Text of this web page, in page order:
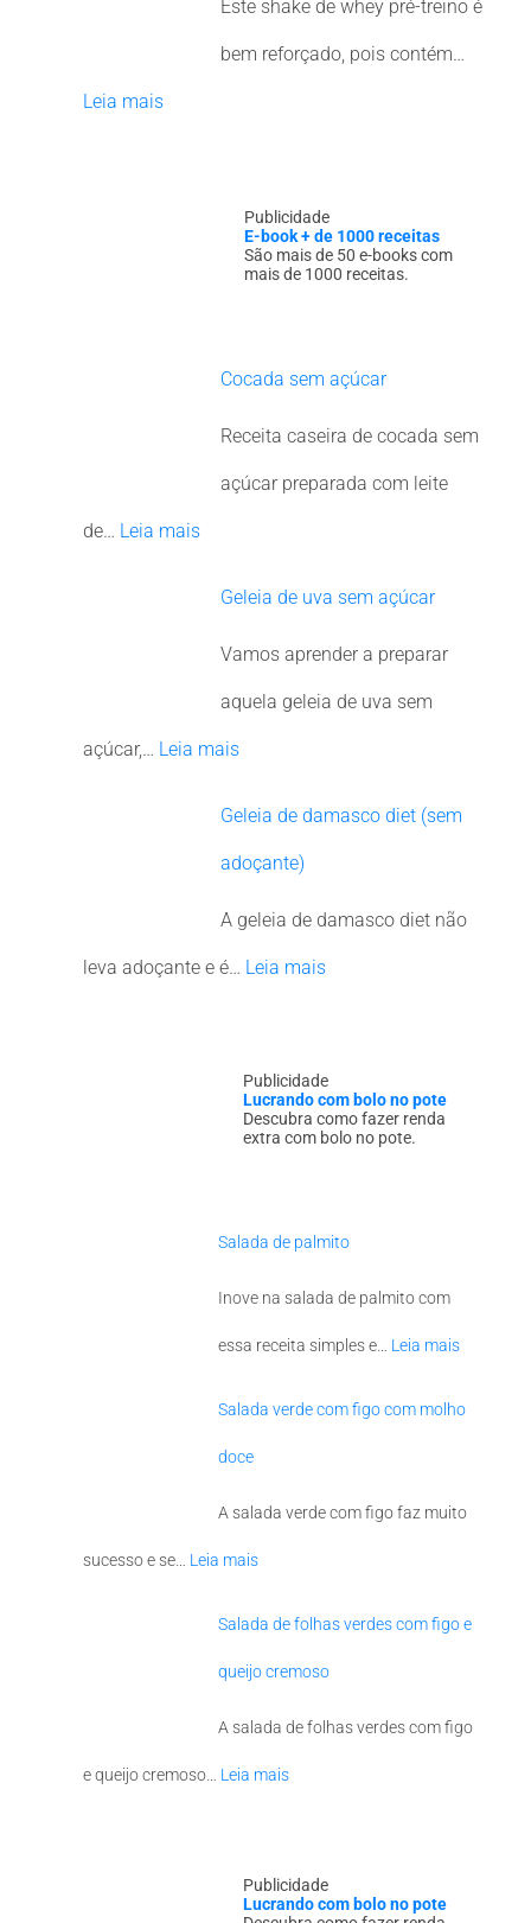
Este shake de whey pré-treino é
bem reforçado, pois contém…
Leia mais
Publicidade
E-book + de 1000 receitas
São mais de 50 e-books com
mais de 1000 receitas.
Cocada sem açúcar
Receita caseira de cocada sem
açúcar preparada com leite
de… Leia mais
Geleia de uva sem açúcar
Vamos aprender a preparar
aquela geleia de uva sem
açúcar,… Leia mais
Geleia de damasco diet (sem
adoçante)
A geleia de damasco diet não
leva adoçante e é… Leia mais
Publicidade
Lucrando com bolo no pote
Descubra como fazer renda
extra com bolo no pote.
Salada de palmito
Inove na salada de palmito com
essa receita simples e… Leia mais
Salada verde com figo com molho
doce
A salada verde com figo faz muito
sucesso e se… Leia mais
Salada de folhas verdes com figo e
queijo cremoso
A salada de folhas verdes com figo
e queijo cremoso… Leia mais
Publicidade
Lucrando com bolo no pote